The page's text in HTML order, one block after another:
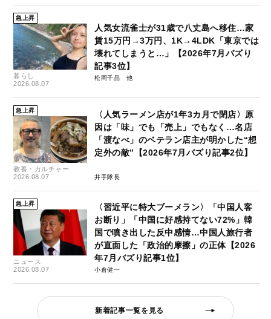
急上昇
暮らし
2026.08.07
人気女流雀士が31歳で八丈島へ移住…家
賃15万円→3万円、1K→4LDK「東京では
壊れてしまうと…」【2026年7月バズり
記事3位】
松岡千晶
急上昇
教養・カルチャー
2026.08.07
〈人気ラーメン店が1年3カ月で閉店〉原
因は「味」でも「売上」でもなく…名店
「渡なべ」のベテラン店主が明かした“想
定外の敵”【2026年7月バズり記事2位】
井手隊長
急上昇
ニュース
2026.08.07
〈習近平に特大ブーメラン〉「中国人客
お断り」「中国に好感持てない72%」韓
国で噴き出した反中感情…中国人旅行者
が直面した「政治的摩擦」の正体【2026
年7月バズり記事1位】
小倉健一
新着記事一覧を見る